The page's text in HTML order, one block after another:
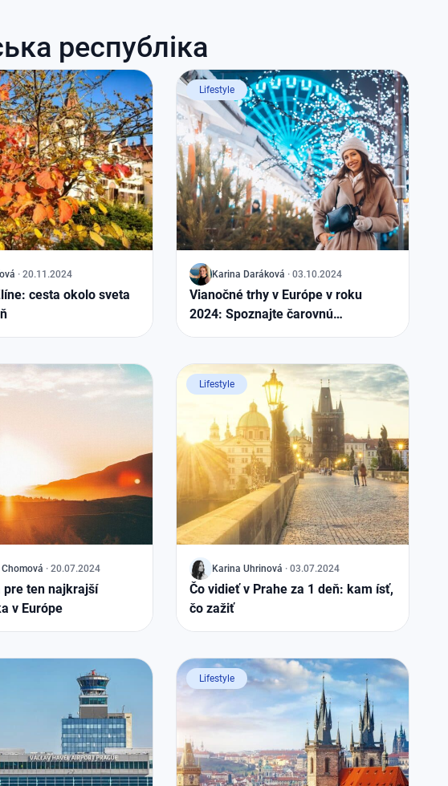
республіка
· 20.11.2024
cesta okolo sveta
J Karina Daráková · 03.10.2024
Vianočné trhy v Európe v roku
2024: Spoznajte čarovnú
atmosféru blížiacich sa sviatkov
Lifestyle
Chomová · 20.07.2024
pre ten najkrajší
v Európe
J Karina Uhrinová · 03.07.2024
Čo vidieť v Prahe za 1 deň: kam ísť,
čo zažiť
Lifestyle
Lifestyle